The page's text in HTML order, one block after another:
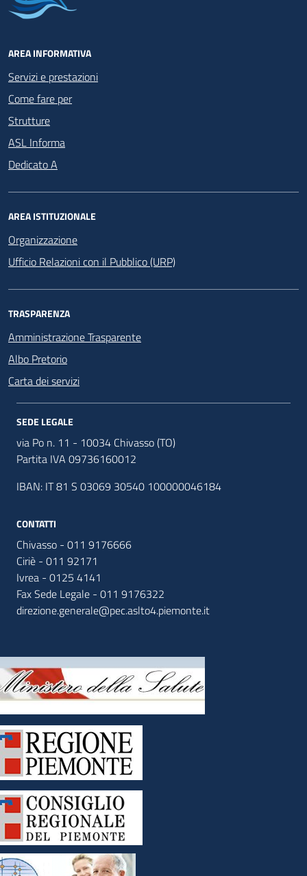
AREA INFORMATIVA
Servizi e prestazioni
Come fare per
Strutture
ASL Informa
Dedicato A
AREA ISTITUZIONALE
Organizzazione
Ufficio Relazioni con il Pubblico (URP)
TRASPARENZA
Amministrazione Trasparente
Albo Pretorio
Carta dei servizi
SEDE LEGALE
via Po n. 11 - 10034 Chivasso (TO)
Partita IVA 09736160012
IBAN: IT 81 S 03069 30540 100000046184
CONTATTI
Chivasso - 011 9176666
Ciriè - 011 92171
Ivrea - 0125 4141
Fax Sede Legale - 011 9176322
direzione.generale@pec.aslto4.piemonte.it